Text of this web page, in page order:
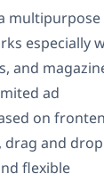
multipurpose
especially
and
ad
on
drag and drop
flexible